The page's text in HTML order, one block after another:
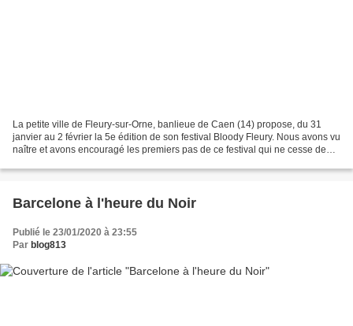
La petite ville de Fleury-sur-Orne, banlieue de Caen (14) propose, du 31
janvier au 2 février la 5e édition de son festival Bloody Fleury. Nous avons vu
naître et avons encouragé les premiers pas de ce festival qui ne cesse de
Barcelone à l'heure du Noir
Publié le 23/01/2020 à 23:55
Par blog813